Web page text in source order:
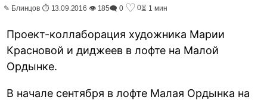
✎ Блинцов ⏱ 13.09.2016 👁 185🗨 0 ♡ 0⏳ 1 мин
Проект-коллаборация художника Марии
Красновой и диджеев в лофте на Малой
Ордынке.
В начале сентября в лофте Малая Ордынка на